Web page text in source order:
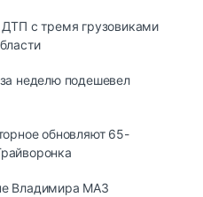
с тремя грузовиками
неделю подешевел
обновляют 65-
Владимира МАЗ